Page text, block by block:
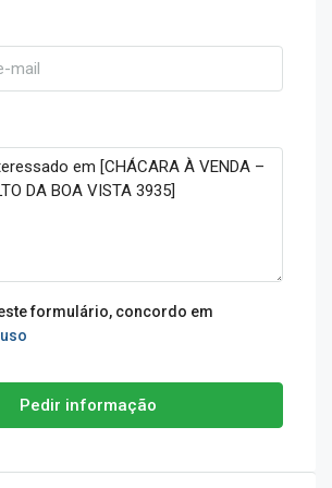
formulário, concordo em
Pedir informação